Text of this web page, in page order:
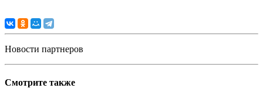
Новости партнеров
Смотрите также